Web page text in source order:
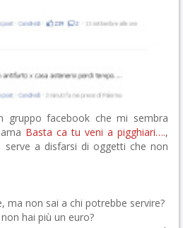
gruppo facebook che mi sembra
Basta ca tu veni a pigghiari….,
a disfarsi di oggetti che non
ma non sai a chi potrebbe servire?
hai più un euro?